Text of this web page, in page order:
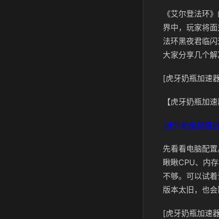
《艾尔登法环
界中，玩家将
法环黑夜君临
大家分享几个
[虎牙奶瓶加速
【虎牙奶瓶加
[虎牙奶瓶加速
先看看电脑配
瞅瞅CPU、内
不够。可以试
版本太旧，也
[虎牙奶瓶加速